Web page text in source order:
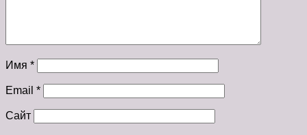
Имя *
Email *
Сайт